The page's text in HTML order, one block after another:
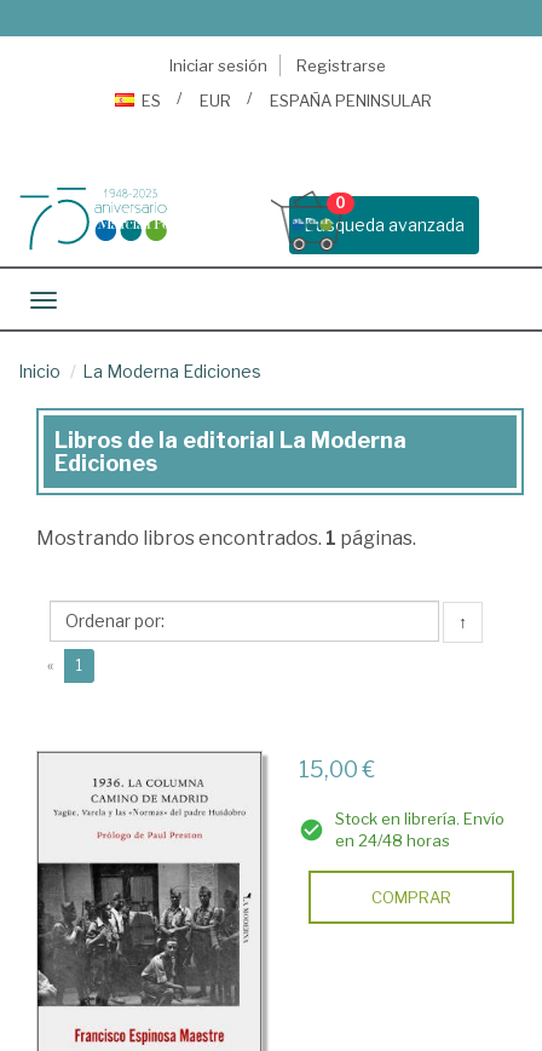
Iniciar sesión
Registrarse
ES
EUR ESPAÑA PENINSULAR
Busqueda avanzada
0
Toggle navigation
Inicio La Moderna Ediciones
Libros
de
la
La
Moderna
Ediciones
Libros de la editorial La Moderna
Ediciones
Mostrando libros encontrados. 1 páginas.
↑
« 1
15,00 €
Stock en librería. Envío
en 24/48 horas
COMPRAR